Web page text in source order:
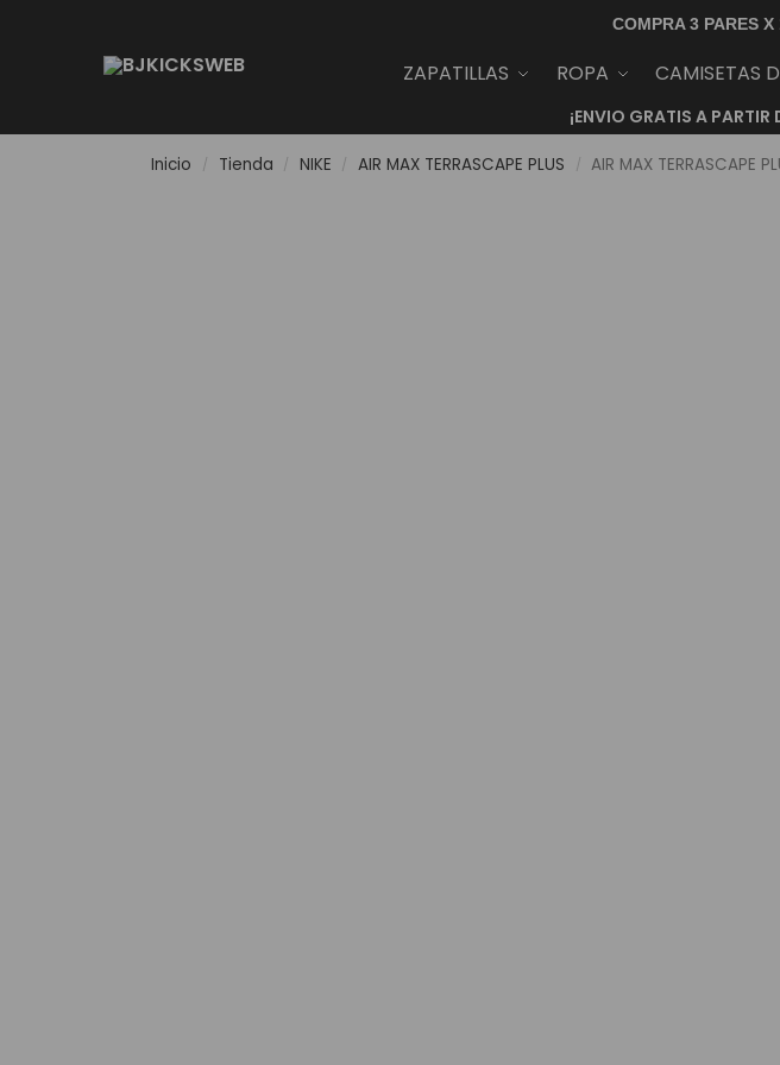
COMPRA 3 PARES X
ZAPATILLAS ROPA CAMISETAS
¡ENVIO GRATIS A
Inicio / Tienda / NIKE / AIR MAX TERRASCAPE PLUS / AIR MAX TERRASCAPE